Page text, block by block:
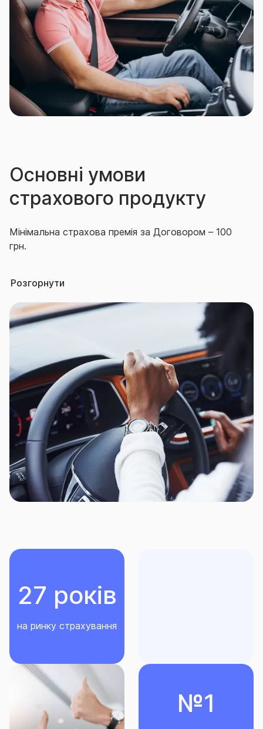
екстремальними видами спорту та/або розваг,
артисти цирку, акробати, дресирувальники
диких тварин, наїзники коней, каскадери;
особи, які виконують роботи в підземних
умовах.
Основні умови
страхового продукту
Мінімальна страхова премія за Договором – 100
грн.
мінімальний розмір страхового тарифу – 0,01 % ;
максимальний розмір страхового тарифу – 10 %.
Франшиза безумовна, не передбачена.
Територія дії Договору за вибором
Страхувальника:
Україна, крім тимчасово окупованої
Російською Федерацією (в тому числі її
союзниками та/або збройними формуваннями,
підпорядкованими силовим структурам
Російської Федерації та її союзників або
приватним особам) території України;
територіальних громад, які розташовані в
території яких органи державної влади
та населених пунктів, що розташовані на лінії
розмежування (відповідно до нормативно-
встановленому законодавством порядку);
Строк страхування визначається в договорі
страхування та не може бути меншим мінімального
строку дії договору або більшим максимального
строку дії договору.
Розгорнути
27 років
на ринку страхування
№1